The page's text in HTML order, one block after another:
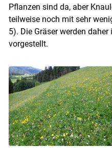
Pflanzen sind da, aber
teilweise noch mit sehr
5). Die Gräser werden
vorgestellt.